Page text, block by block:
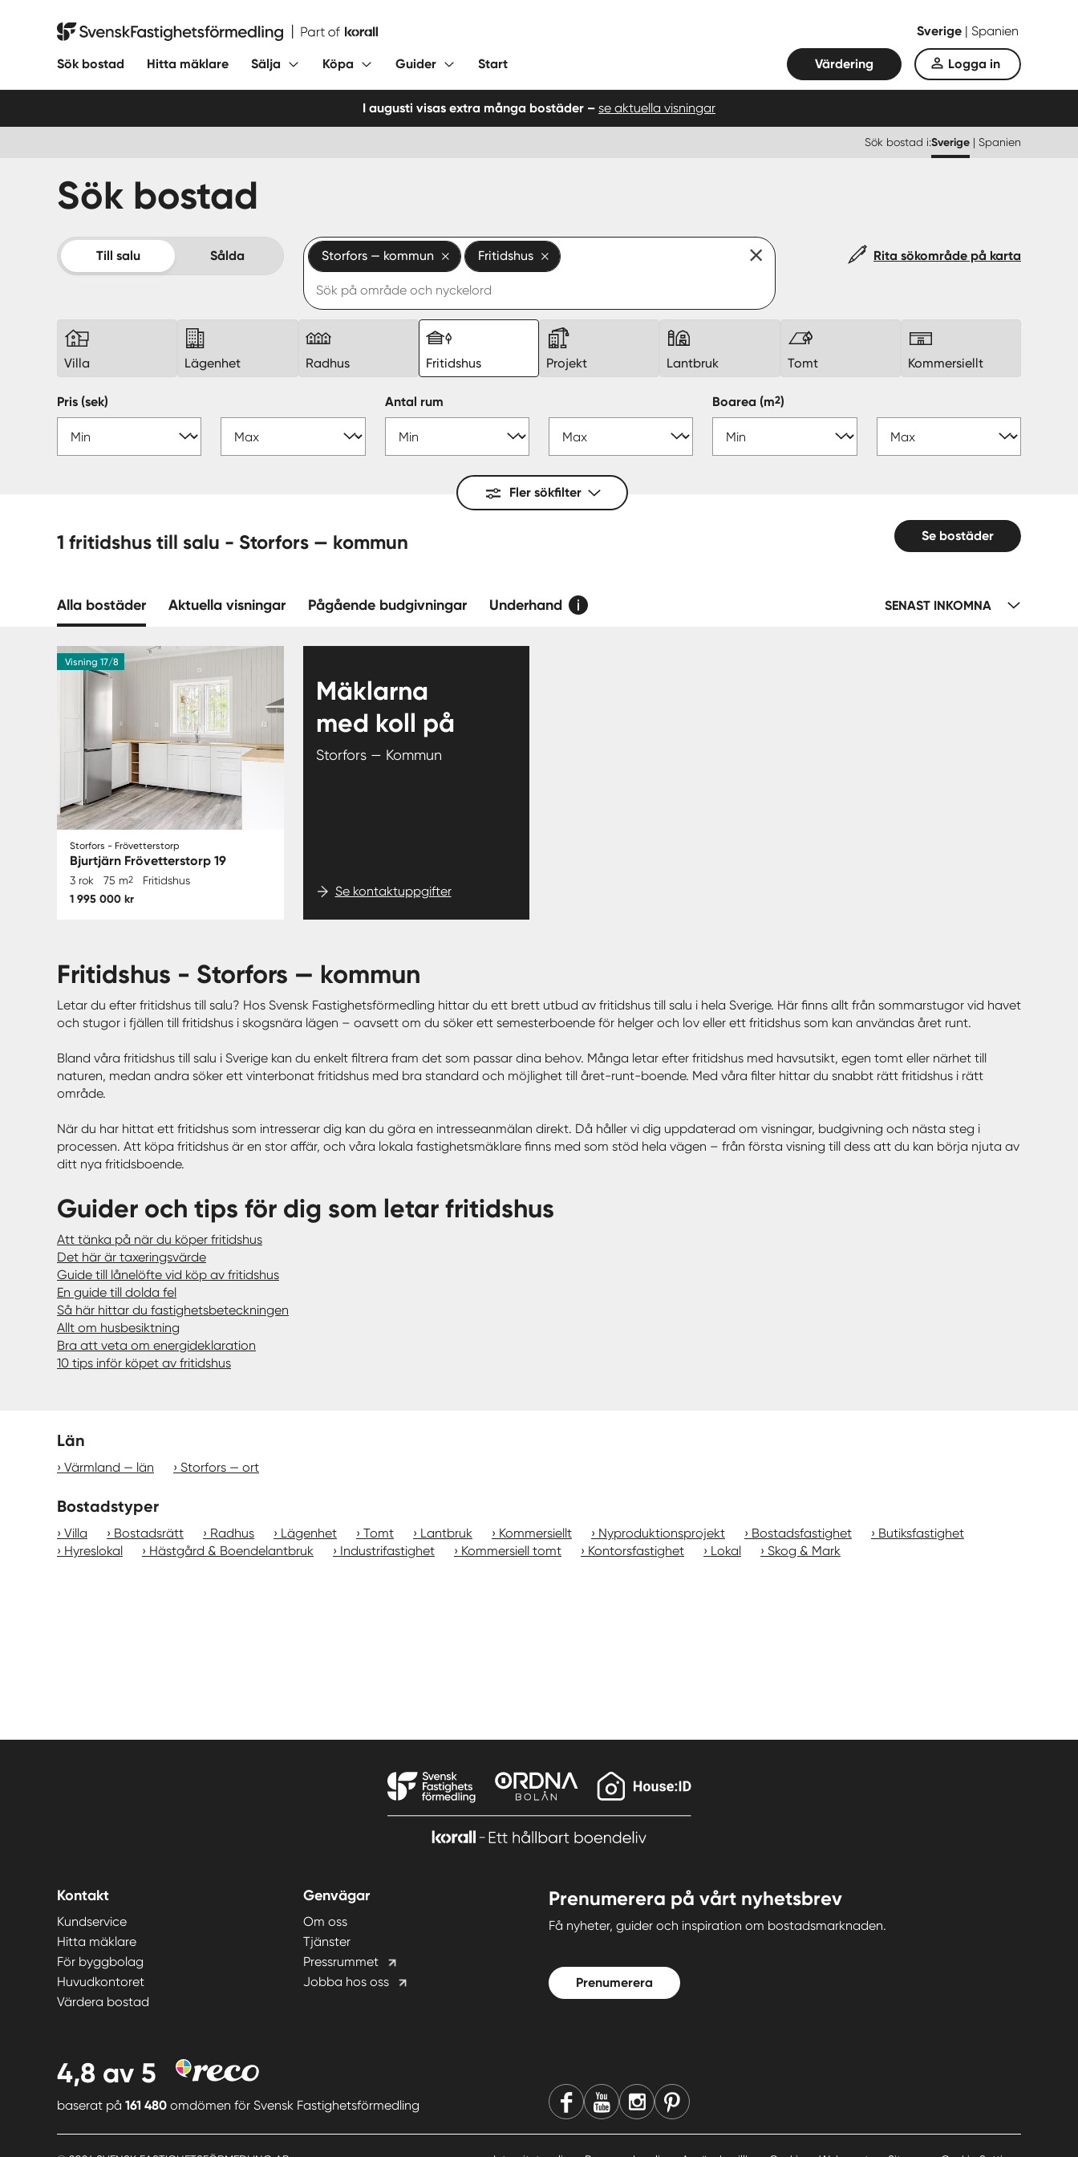
Svensk Fastighetsförmedling Sverige | Spanien
Sök bostad Hitta mäklare Sälja Köpa Guider Start Värdering Logga in
I augusti visas extra många bostäder – se aktuella visningar
Sök bostad i:Sverige | Spanien
Sök bostad
Till salu Sålda Storfors — kommun Fritidshus Rita sökområde på karta
Villa Lägenhet Radhus Fritidshus Projekt Lantbruk Tomt Kommersiellt
Pris (sek) Antal rum Boarea(m2)
Fler sökfilter
1 fritidshus till salu - Storfors — kommun Se bostäder
Alla bostäder Aktuella visningar Pågående budgivningar Underhand SENAST INKOMNA
Visning 17/8
Storfors - Frövetterstorp
Bjurtjärn Frövetterstorp 19
3 rok 75 m2 Fritidshus
1 995 000 kr
Mäklarna
med koll på
Storfors — Kommun
Se kontaktuppgifter
fritidshus - Storfors — kommun
Letar du efter fritidshus till salu? Hos Svensk Fastighetsförmedling hittar du ett brett utbud av fritidshus till salu i hela Sverige. Här finns allt från sommarstugor vid havet
och stugor i fjällen till fritidshus i skogsnära lägen – oavsett om du söker ett semesterboende för helger och lov eller ett fritidshus som kan användas året runt.
Bland våra fritidshus till salu i Sverige kan du enkelt filtrera fram det som passar dina behov. Många letar efter fritidshus med havsutsikt, egen tomt eller närhet till
naturen, medan andra söker ett vinterbonat fritidshus med bra standard och möjlighet till året-runt-boende. Med våra filter hittar du snabbt rätt fritidshus i rätt
område.
När du har hittat ett fritidshus som intresserar dig kan du göra en intresseanmälan direkt. Då håller vi dig uppdaterad om visningar, budgivning och nästa steg i
processen. Att köpa fritidshus är en stor affär, och våra lokala fastighetsmäklare finns med som stöd hela vägen – från första visning till dess att du kan börja njuta av
ditt nya fritidsboende.
Guider och tips för dig som letar fritidshus
Att tänka på när du köper fritidshus
Det här är taxeringsvärde
Guide till lånelöfte vid köp av fritidshus
En guide till dolda fel
Så här hittar du fastighetsbeteckningen
Allt om husbesiktning
Bra att veta om energideklaration
10 tips inför köpet av fritidshus
Län
Värmland — län Storfors — ort
Bostadstyper
Villa Bostadsrätt Radhus Lägenhet Tomt Lantbruk Kommersiellt Nyproduktionsprojekt Bostadsfastighet
Butiksfastighet
Hyreslokal
Hästgård & Boendelantbruk Industrifastighet Kommersiell tomt Kontorsfastighet Lokal Skog & Mark
Kontakt
Kundservice
Hitta mäklare
För byggbolag
Huvudkontoret
Värdera bostad
Genvägar
Om oss
Tjänster
Pressrummet
Jobba hos oss
Prenumerera på vårt nyhetsbrev
Få nyheter, guider och inspiration om bostadsmarknaden.
Prenumerera
4,8 av 5
baserat på 161 480 omdömen för Svensk Fastighetsförmedling